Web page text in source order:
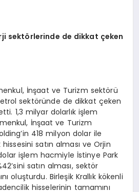
sektörlerinde de dikkat çeken
İnşaat ve Turizm sektörü
sektöründe de dikkat çeken
1,3 milyar dolarlık işlem
İnşaat ve Turizm
418 milyon dolar ile
hissesini satın alması ve Orjin
işlem hacmiyle İstinye Park
satın alması, sektör
oluşturdu. Birleşik Krallık kökenli
hisselerinin tamamını